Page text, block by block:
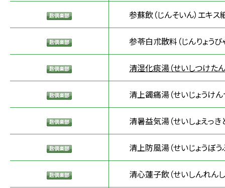
参蘇飲（じんそいん）エキス
参苓白朮散料（じんりょうび
清湿化痰湯（せいしつけた
清上蠲痛湯（せいじょうけん
清暑益気湯（せいしょえっき
清上防風湯（せいじょうぼう
清心蓮子飲（せいしんれん